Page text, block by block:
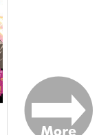
サンプル
カート